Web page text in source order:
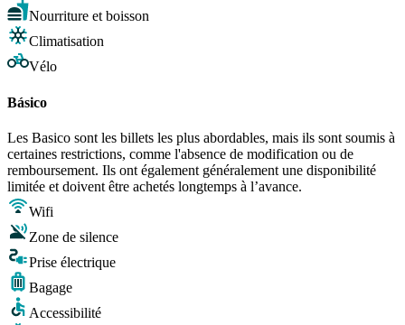
Nourriture et boisson
Climatisation
Vélo
Básico
Les Basico sont les billets les plus abordables, mais ils sont soumis à
certaines restrictions, comme l'absence de modification ou de
remboursement. Ils ont également généralement une disponibilité
limitée et doivent être achetés longtemps à l’avance.
Wifi
Zone de silence
Prise électrique
Bagage
Accessibilité